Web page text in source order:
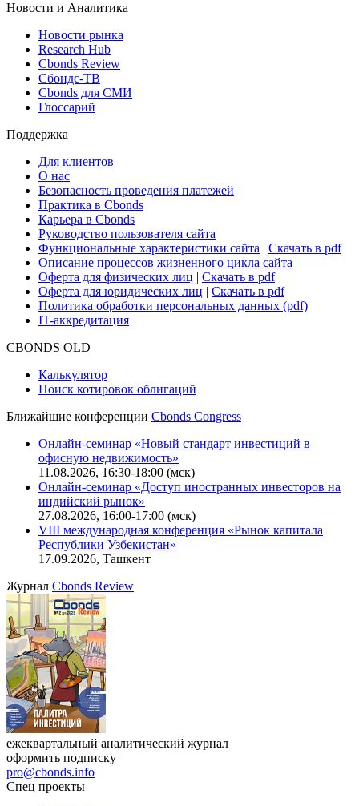
Новости и Аналитика
Новости рынка
Research Hub
Cbonds Review
Сбондс-ТВ
Cbonds для СМИ
Глоссарий
Поддержка
Для клиентов
О нас
Безопасность проведения платежей
Практика в Cbonds
Карьера в Cbonds
Руководство пользователя сайта
Функциональные характеристики сайта | Скачать в pdf
Описание процессов жизненного цикла сайта
Оферта для физических лиц | Скачать в pdf
Оферта для юридических лиц | Скачать в pdf
Политика обработки персональных данных (pdf)
IT-аккредитация
CBONDS OLD
Калькулятор
Поиск котировок облигаций
Ближайшие конференции Cbonds Congress
Онлайн-семинар «Новый стандарт инвестиций в
офисную недвижимость»
11.08.2026, 16:30-18:00 (мск)
Онлайн-семинар «Доступ иностранных инвесторов на
индийский рынок»
27.08.2026, 16:00-17:00 (мск)
VIII международная конференция «Рынок капитала
Республики Узбекистан»
17.09.2026, Ташкент
Журнал Cbonds Review
ежеквартальный аналитический журнал
оформить подписку
pro@cbonds.info
Спец проекты